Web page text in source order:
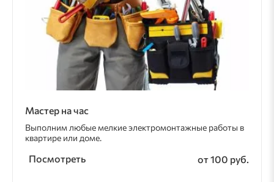
Мастер на час
Выполним любые мелкие электромонтажные работы в
квартире или доме.
Посмотреть от 100 руб.